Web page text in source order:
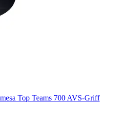
Top Teams 700 AVS-Griff